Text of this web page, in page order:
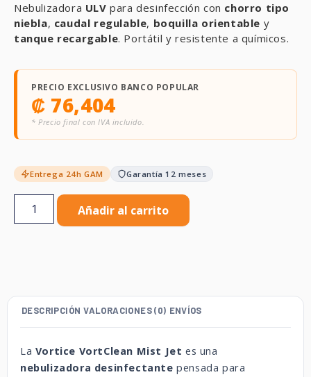
Nebulizadora ULV para desinfección con chorro tipo
niebla, caudal regulable, boquilla orientable y
tanque recargable. Portátil y resistente a químicos.
PRECIO EXCLUSIVO BANCO POPULAR
₡ 76,404
* Precio final con IVA incluido.
Entrega 24h GAM Garantía 12 meses
Añadir al carrito
DESCRIPCIÓN VALORACIONES (0) ENVÍOS
La Vortice VortClean Mist Jet es una
nebulizadora desinfectante pensada para